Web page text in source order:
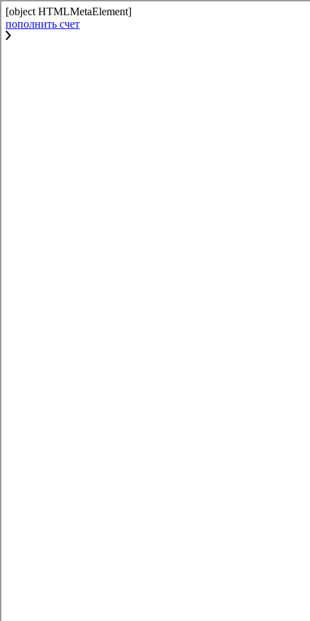
[object HTMLMetaElement]
пополнить счет